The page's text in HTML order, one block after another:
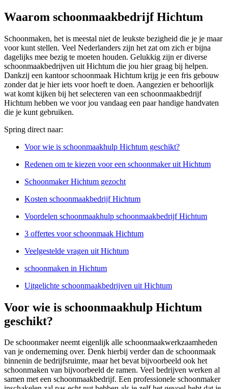
Waarom schoonmaakbedrijf Hichtum
Schoonmaken, het is meestal niet de leukste bezigheid die je je maar
voor kunt stellen. Veel Nederlanders zijn het zat om zich er bijna
dagelijks mee bezig te moeten houden. Gelukkig zijn er diverse
schoonmaakbedrijven uit Hichtum die jou hier graag bij helpen.
Dankzij een kantoor schoonmaak Hichtum krijg je een fris gebouw
zonder dat je hier iets voor hoeft te doen. Aangezien er behoorlijk
wat komt kijken bij het selecteren van een schoonmaakbedrijf
Hichtum hebben we voor jou vandaag een paar handige handvaten
die je kunt gebruiken.
Spring direct naar:
Voor wie is schoonmaakhulp Hichtum geschikt?
Redenen om te kiezen voor een schoonmaker uit Hichtum
Schoonmaker Hichtum gezocht
Kosten schoonmaakbedrijf Hichtum
Voordelen schoonmaakhulp schoonmaakbedrijf Hichtum
3 offertes voor schoonmaak Hichtum
Veelgestelde vragen uit Hichtum
schoonmaken in Hichtum
Uitgelichte schoonmaakbedrijven uit Hichtum
Voor wie is schoonmaakhulp Hichtum
geschikt?
De schoonmaker neemt eigenlijk alle schoonmaakwerkzaamheden
van je onderneming over. Denk hierbij verder dan de schoonmaak
binnenin de bedrijfsruimte, maar het bevat bijvoorbeeld ook het
schoonmaken van bijvoorbeeld de ramen. Veel bedrijven werken al
samen met een schoonmaakbedrijf. Een professionele schoonmaker